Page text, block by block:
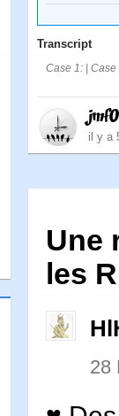
Transcript
Case 1: |
il y a
Une
les
28